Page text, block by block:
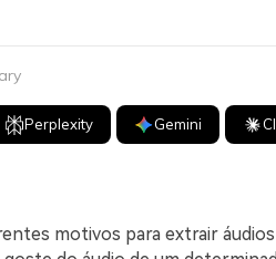
Perplexity Gemini
motivos para extrair